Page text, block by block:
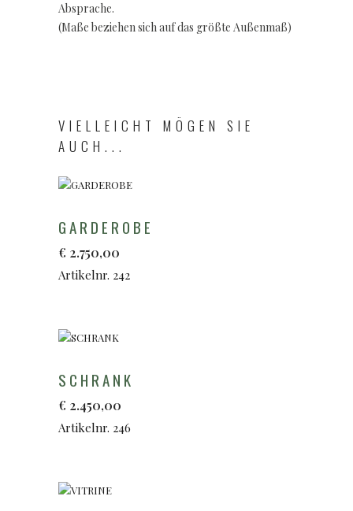
Absprache.
(Maße beziehen sich auf das größte Außenmaß)
VIELLEICHT MÖGEN SIE
AUCH...
GARDEROBE
€ 2.750,00
Artikelnr. 242
SCHRANK
€ 2.450,00
Artikelnr. 246